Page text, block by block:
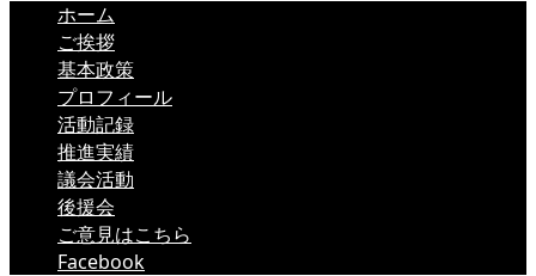
ホーム
ご挨拶
基本政策
プロフィール
活動記録
推進実績
議会活動
後援会
ご意見はこちら
Facebook